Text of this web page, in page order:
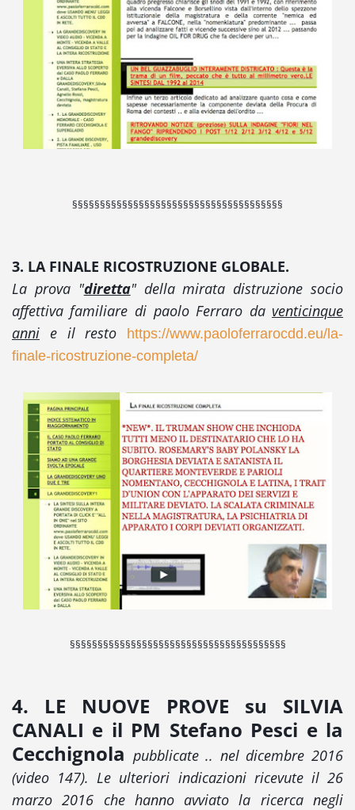
§§§§§§§§§§§§§§§§§§§§§§§§§§§§§§§§§§§§§§
3. LA FINALE RICOSTRUZIONE GLOBALE.
La prova "diretta" della mirata distruzione socio
affettiva familiare di paolo Ferraro da venticinque
annie il resto
https://www.paoloferrarocdd.eu/la-
finale-ricostruzione-completa/
§§§§§§§§§§§§§§§§§§§§§§§§§§§§§§§§§§§§§§§
4. LE NUOVE PROVE su SILVIA
CANALI e il PM Stefano Pesci e la
Cecchignola pubblicate .. nel dicembre 2016
(video 147). Le ulteriori indicazioni ricevute il 26
marzo 2016 che hanno avviato la ricerca negli